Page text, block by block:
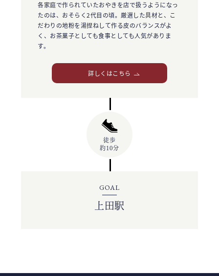
各家庭で作られていたおやきを店で扱うようになっ
たのは、おそらく2代目の頃。厳選した具材と、こ
だわりの地粉を湯捏ねして作る皮のバランスがよ
く、お茶菓子としても食事としても人気がありま
す。
詳しくはこちら
徒歩
約10分
GOAL
上田駅